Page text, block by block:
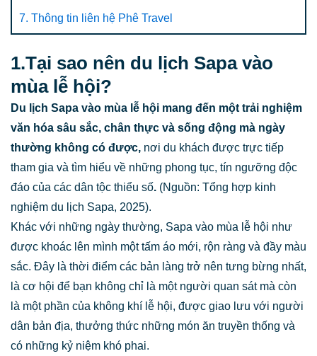
7. Thông tin liên hệ Phê Travel
1.Tại sao nên du lịch Sapa vào
mùa lễ hội?
Du lịch Sapa vào mùa lễ hội mang đến một trải nghiệm
văn hóa sâu sắc, chân thực và sống động mà ngày
thường không có được, nơi du khách được trực tiếp
tham gia và tìm hiểu về những phong tục, tín ngưỡng độc
đáo của các dân tộc thiểu số. (Nguồn: Tổng hợp kinh
nghiệm du lịch Sapa, 2025).
Khác với những ngày thường, Sapa vào mùa lễ hội như
được khoác lên mình một tấm áo mới, rộn ràng và đầy màu
sắc. Đây là thời điểm các bản làng trở nên tưng bừng nhất,
là cơ hội để bạn không chỉ là một người quan sát mà còn
là một phần của không khí lễ hội, được giao lưu với người
dân bản địa, thưởng thức những món ăn truyền thống và
có những kỷ niệm khó phai.